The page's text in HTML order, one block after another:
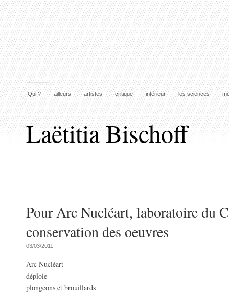
Qui ? ailleurs artistes critique intérieur les sciences
Laëtitia Bischoff
Pour Arc Nucléart, laboratoire du
conservation des oeuvres
03/03/2011
Arc Nucléart
déploie
plongeons et brouillards